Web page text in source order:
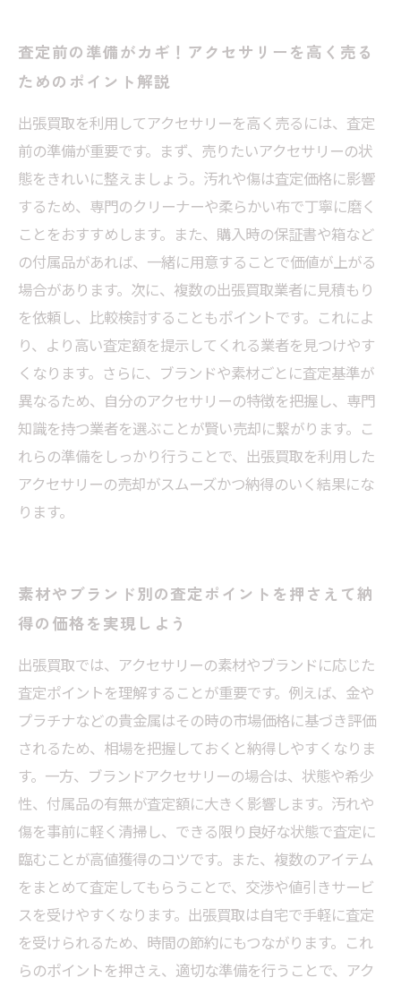
査定前の準備がカギ！アクセサリーを高く売る
ためのポイント解説
出張買取を利用してアクセサリーを高く売るには、査定
前の準備が重要です。まず、売りたいアクセサリーの状
態をきれいに整えましょう。汚れや傷は査定価格に影響
するため、専門のクリーナーや柔らかい布で丁寧に磨く
ことをおすすめします。また、購入時の保証書や箱など
の付属品があれば、一緒に用意することで価値が上がる
場合があります。次に、複数の出張買取業者に見積もり
を依頼し、比較検討することもポイントです。これによ
り、より高い査定額を提示してくれる業者を見つけやす
くなります。さらに、ブランドや素材ごとに査定基準が
異なるため、自分のアクセサリーの特徴を把握し、専門
知識を持つ業者を選ぶことが賢い売却に繋がります。こ
れらの準備をしっかり行うことで、出張買取を利用した
アクセサリーの売却がスムーズかつ納得のいく結果にな
ります。
素材やブランド別の査定ポイントを押さえて納
得の価格を実現しよう
出張買取では、アクセサリーの素材やブランドに応じた
査定ポイントを理解することが重要です。例えば、金や
プラチナなどの貴金属はその時の市場価格に基づき評価
されるため、相場を把握しておくと納得しやすくなりま
す。一方、ブランドアクセサリーの場合は、状態や希少
性、付属品の有無が査定額に大きく影響します。汚れや
傷を事前に軽く清掃し、できる限り良好な状態で査定に
臨むことが高値獲得のコツです。また、複数のアイテム
をまとめて査定してもらうことで、交渉や値引きサービ
スを受けやすくなります。出張買取は自宅で手軽に査定
を受けられるため、時間の節約にもつながります。これ
らのポイントを押さえ、適切な準備を行うことで、アク